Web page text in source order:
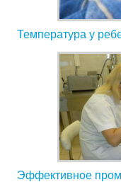
Температура у
Эффективное